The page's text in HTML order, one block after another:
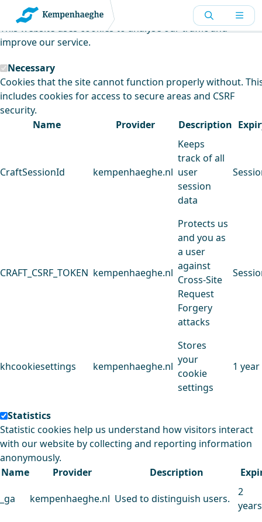
Kempenhaeghe uses cookies
This website uses cookies to analyse our traffic and
improve our service.
Necessary
Cookies that the site cannot function properly without.
includes cookies for access to secure areas and CSRF
security.
Name
Provider Description
CraftSessionId kempenhaeghe.nl
Keeps
track of all
user
session
data
CRAFT_CSRF_TOKEN kempenhaeghe.nl
Protects us
and you as
a user
against
Cross-Site
Request
Forgery
attacks
khcookiesettings kempenhaeghe.nl
Stores
your
cookie
settings
1 year
Statistics
Statistic cookies help us understand how visitors interact
with our website by collecting and reporting information
anonymously.
Name
Provider Description
_ga kempenhaeghe.nl Used to distinguish users.
2
years